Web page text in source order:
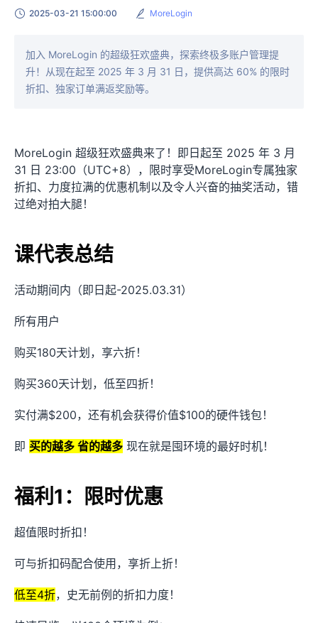
2025-03-21 15:00:00 MoreLogin
加入 MoreLogin 的超级狂欢盛典，探索终极多账户管理提
升！从现在起至 2025 年 3 月 31 日，提供高达 60% 的限时
折扣、独家订单满返奖励等。
MoreLogin 超级狂欢盛典来了！即日起至 2025 年 3 月
31 日 23:00（UTC+8），限时享受MoreLogin专属独家
折扣、力度拉满的优惠机制以及令人兴奋的抽奖活动，错
过绝对拍大腿！
课代表总结
活动期间内（即日起-2025.03.31）
所有用户
购买180天计划，享六折！
购买360天计划，低至四折！
实付满$200，还有机会获得价值$100的硬件钱包！
即 买的越多 省的越多 现在就是囤环境的最好时机！
福利1：限时优惠
超值限时折扣！
可与折扣码配合使用，享折上折！
低至4折，史无前例的折扣力度！